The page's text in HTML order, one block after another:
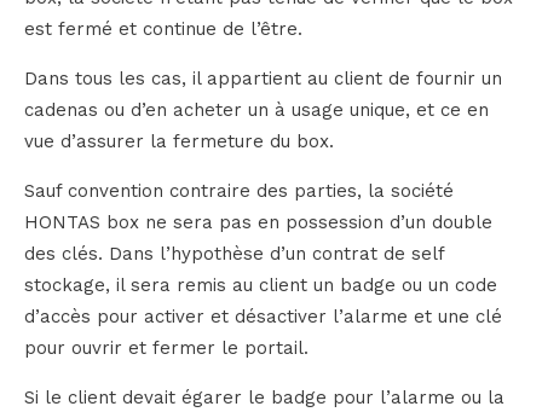
est fermé et continue de l’être.
Dans tous les cas, il appartient au client de fournir un
cadenas ou d’en acheter un à usage unique, et ce en
vue d’assurer la fermeture du box.
Sauf convention contraire des parties, la société
HONTAS box ne sera pas en possession d’un double
des clés. Dans l’hypothèse d’un contrat de self
stockage, il sera remis au client un badge ou un code
d’accès pour activer et désactiver l’alarme et une clé
pour ouvrir et fermer le portail.
Si le client devait égarer le badge pour l’alarme ou la